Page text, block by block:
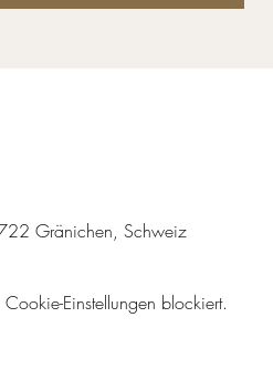
Gränichen, Schweiz
Einstellungen blockiert.